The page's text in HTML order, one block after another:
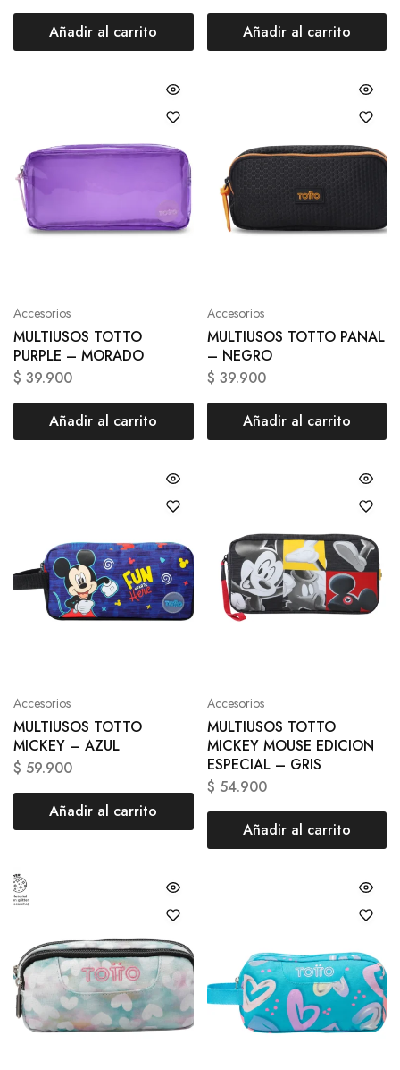
Añadir al carrito Añadir al carrito
Accesorios
MULTIUSOS TOTTO
PURPLE – MORADO
$ 39.900
Añadir al carrito
Accesorios
MULTIUSOS TOTTO PANAL
– NEGRO
$ 39.900
Añadir al carrito
Accesorios
MULTIUSOS TOTTO
MICKEY – AZUL
$ 59.900
Añadir al carrito
Accesorios
MULTIUSOS TOTTO
MICKEY MOUSE EDICION
ESPECIAL – GRIS
$ 54.900
Añadir al carrito